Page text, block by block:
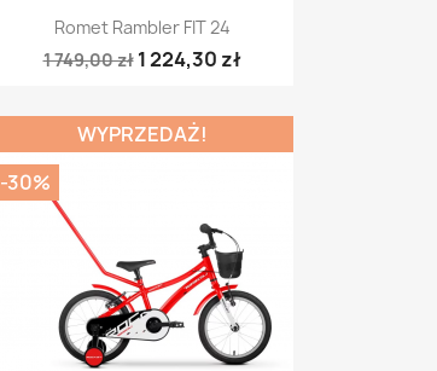
Szybki podgląd
Romet Rambler FIT 24
1 749,00 zł 1 224,30 zł
WYPRZEDAŻ!
-30%